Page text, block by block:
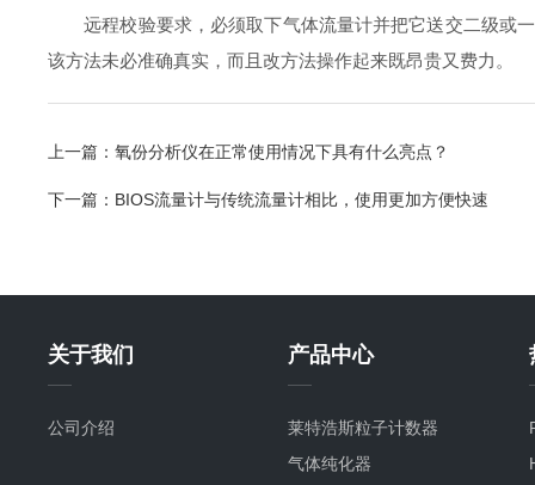
远程校验要求，必须取下气体流量计并把它送交二级或一
该方法未必准确真实，而且改方法操作起来既昂贵又费力。
上一篇： 氧份分析仪在正常使用情况下具有什么亮点？
下一篇： BIOS流量计与传统流量计相比，使用更加方便快速
关于我们
公司介绍
产品中心
莱特浩斯粒子计数器
气体纯化器